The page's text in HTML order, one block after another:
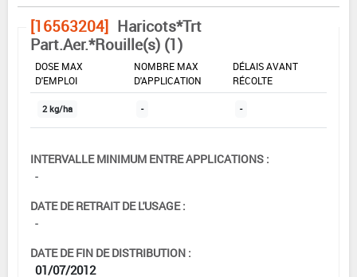
[16563204] Haricots*Trt
Part.Aer.*Rouille(s) (1)
DOSE MAX
D'EMPLOI
NOMBRE MAX
D'APPLICATION
DÉLAIS AVANT
RÉCOLTE
2 kg/ha - -
INTERVALLE MINIMUM ENTRE APPLICATIONS :
-
DATE DE RETRAIT DE L'USAGE :
-
DATE DE FIN DE DISTRIBUTION :
01/07/2012